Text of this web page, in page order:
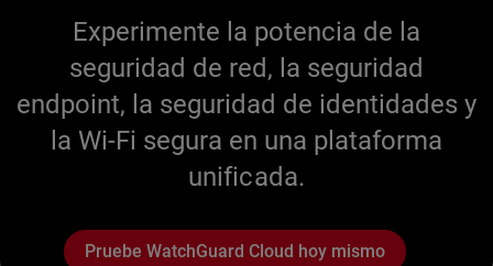
Experimente la potencia de la
seguridad de red, la seguridad
endpoint, la seguridad de identidades y
la Wi-Fi segura en una plataforma
unificada.
Pruebe WatchGuard Cloud hoy mismo